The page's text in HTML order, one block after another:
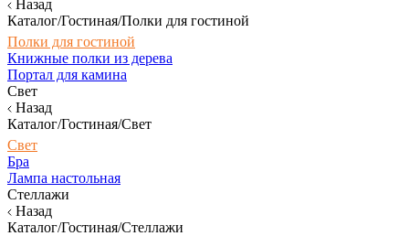
Назад
Каталог/Гостиная/Полки для гостиной
Полки для гостиной
Книжные полки из дерева
Портал для камина
Свет
Назад
Каталог/Гостиная/Свет
Свет
Бра
Лампа настольная
Стеллажи
Назад
Каталог/Гостиная/Стеллажи